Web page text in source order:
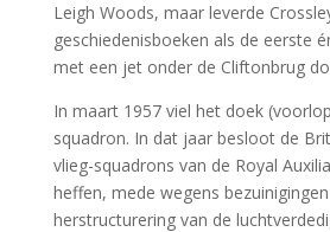
Leigh Woods, maar leverde
geschiedenisboeken als de eerste
met een jet onder de Cliftonbrug
In maart 1957 viel het doek
squadron. In dat jaar besloot de
vlieg-squadrons van de Royal
heffen, mede wegens
herstructurering van de